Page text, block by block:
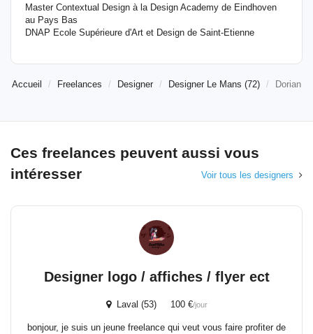
Master Contextual Design à la Design Academy de Eindhoven
au Pays Bas
DNAP Ecole Supérieure d'Art et Design de Saint-Etienne
Accueil Freelances Designer Designer Le Mans (72) Dorian
Ces freelances peuvent aussi vous
intéresser
Voir tous les designers
Designer logo / affiches / flyer ect
Laval (53) 100 €/jour
bonjour, je suis un jeune freelance qui veut vous faire profiter de